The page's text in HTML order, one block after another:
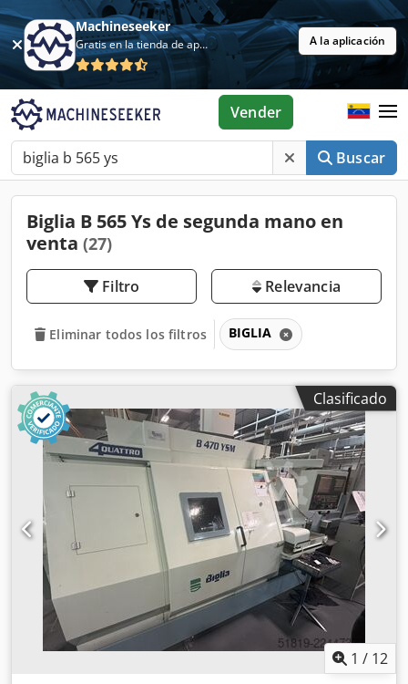
Machineseeker
Gratis en la tienda de aplicaciones A la aplicación
Buscar
Vender
Biglia B 565 Ys de segunda mano en
venta (27)
Filtro Relevancia
Eliminar todos los filtros BIGLIA
Clasificado
1 / 12